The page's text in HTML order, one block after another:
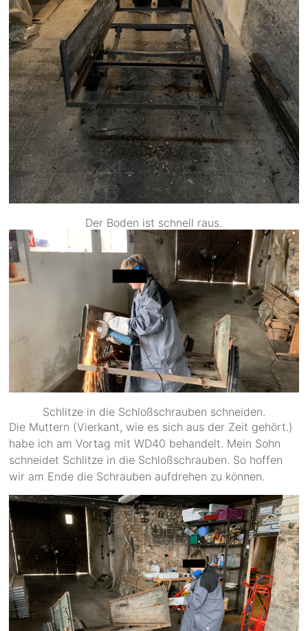
Der Boden ist schnell raus.
Schlitze in die Schloßschrauben schneiden.
Die Muttern (Vierkant, wie es sich aus der Zeit gehört.)
habe ich am Vortag mit WD40 behandelt. Mein Sohn
schneidet Schlitze in die Schloßschrauben. So hoffen
wir am Ende die Schrauben aufdrehen zu können.